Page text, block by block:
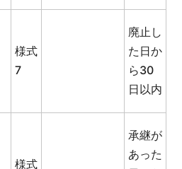
様式
7
廃止し
た日か
ら30
日以内
様式
承継が
あった